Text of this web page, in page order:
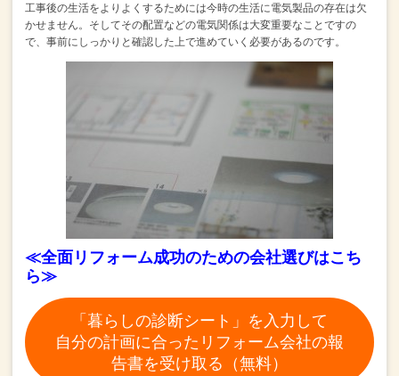
工事後の生活をよりよくするためには今時の生活に電気製品の存在は欠
かせません。 そしてその配置などの電気関係は大変重要なことですの
で、 事前にしっかりと確認した上で進めていく必要があるのです。
≪全面リフォーム成功のための会社選びはこち
ら≫
「暮らしの診断シート」を入力して
自分の計画に合ったリフォーム会社の報
告書を受け取る（無料）